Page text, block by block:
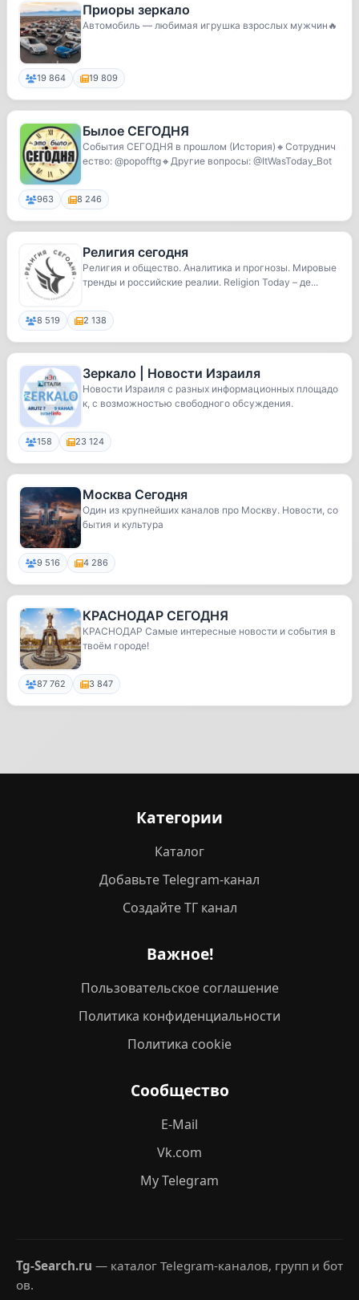
Приоры зеркало
Автомобиль — любимая игрушка взрослых мужчин🔥
19 864 19 809
Былое СЕГОДНЯ
События СЕГОДНЯ в прошлом (История)🔸Сотруднич
ество: @popofftg🔸Другие вопросы: @ItWasToday_Bot
963 8 246
Религия сегодня
Религия и общество. Аналитика и прогнозы. Мировые
тренды и российские реалии. Religion Today – де...
8 519 2 138
Зеркало | Новости Израиля
Новости Израиля с разных информационных площадо
к, с возможностью свободного обсуждения.
158 23 124
Москва Сегодня
Один из крупнейших каналов про Москву. Новости, со
бытия и культура
9 516 4 286
КРАСНОДАР СЕГОДНЯ
КРАСНОДАР Самые интересные новости и события в
твоём городе!
87 762 3 847
Категории
Каталог
Добавьте Telegram-канал
Создайте ТГ канал
Важное!
Пользовательское соглашение
Политика конфиденциальности
Политика cookie
Сообщество
E-Mail
Vk.com
My Telegram
Tg-Search.ru — каталог Telegram-каналов, групп и бот
ов.